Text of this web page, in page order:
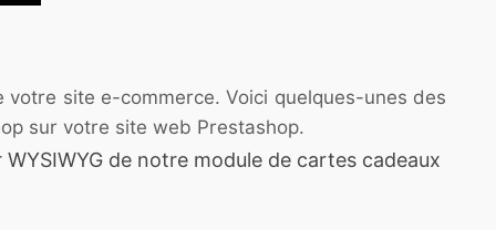
site e-commerce. Voici quelques-unes des
sur votre site web Prestashop.
de notre module de cartes cadeaux